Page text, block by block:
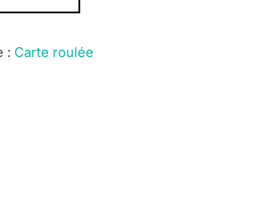
: Carte roulée